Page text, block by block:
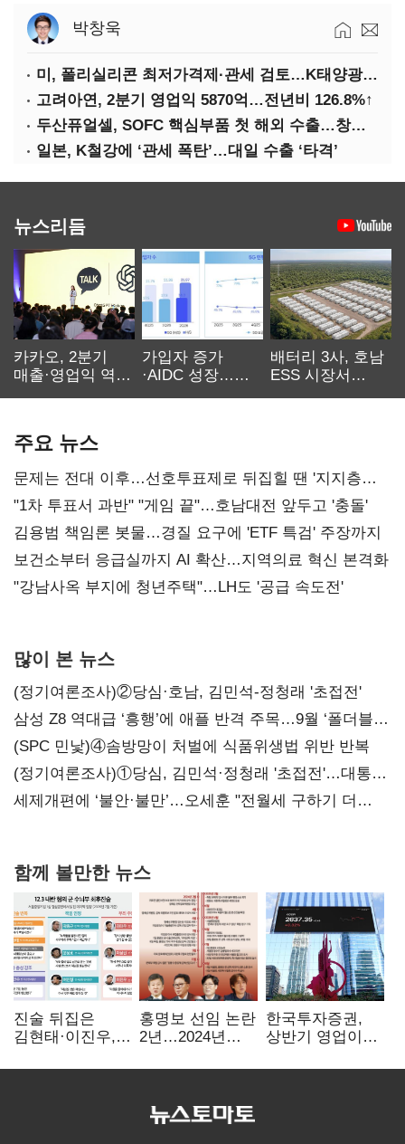
박창욱
미, 폴리실리콘 최저가격제·관세 검토…K태양광 입지 확대 기대
고려아연, 2분기 영업익 5870억…전년비 126.8%↑
두산퓨얼셀, SOFC 핵심부품 첫 해외 수출…창사 이래 최대 규모
일본, K철강에 ‘관세 폭탄’…대일 수출 ‘타격’
뉴스리듬
카카오, 2분기
매출·영업익 역대
가입자 증가
·AIDC 성장…
배터리 3사, 호남
ESS 시장서
주요 뉴스
문제는 전대 이후…선호투표제로 뒤집힐 땐 '지지층
불복'
"1차 투표서 과반" "게임 끝"…호남대전 앞두고 '충돌'
김용범 책임론 봇물…경질 요구에 'ETF 특검' 주장까지
보건소부터 응급실까지 AI 확산…지역의료 혁신 본격화
"강남사옥 부지에 청년주택"…LH도 '공급 속도전'
많이 본 뉴스
(정기여론조사)②당심·호남, 김민석-정청래 '초접전'
삼성 Z8 역대급 ‘흥행’에 애플 반격 주목…9월 ‘폴더블
대전’
(SPC 민낯)④솜방망이 처벌에 식품위생법 위반 반복
(정기여론조사)①당심, 김민석·정청래 '초접전'…대통령
지지도 '50% 아래로'(종합)
세제개편에 ‘불안·불만’…오세훈 "전월세 구하기 더
함께 볼만한 뉴스
진술 뒤집은
김현태·이진우,
헌신"…법정서
홍명보 선임 논란
2년…2024년
압색까지
한국투자증권,
상반기 영업이익
전년비 89.1%↑